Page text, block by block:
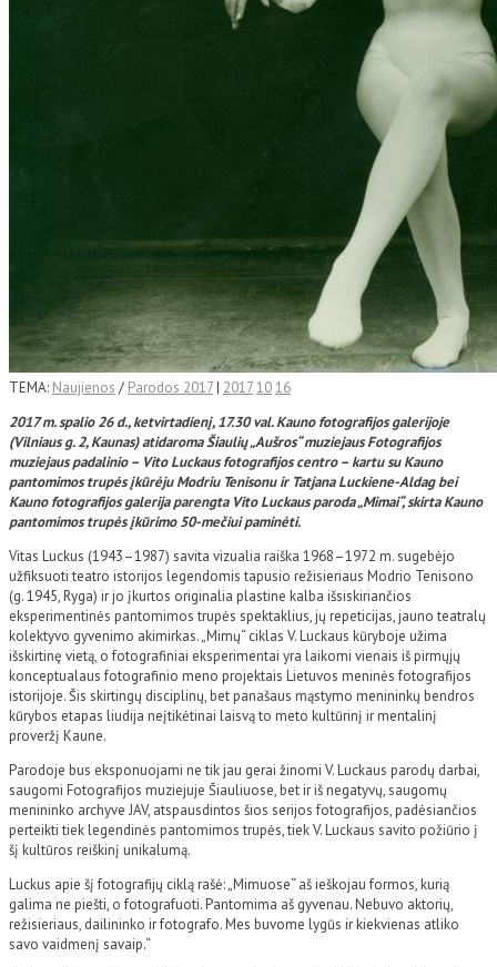
TEMA: Naujienos / Parodos 2017| 20171016
2017 m. spalio 26 d., ketvirtadienį, 17.30 val. Kauno fotografijos galerijoje
(Vilniaus g. 2, Kaunas) atidaroma Šiaulių „Aušros“ muziejaus Fotografijos
muziejaus padalinio – Vito Luckaus fotografijos centro – kartu su Kauno
pantomimos trupės įkūrėju Modriu Tenisonu ir Tatjana Luckiene-Aldag bei
Kauno fotografijos galerija parengta Vito Luckaus paroda „Mimai“, skirta Kauno
pantomimos trupės įkūrimo 50-mečiui paminėti.
Vitas Luckus (1943–1987) savita vizualia raiška 1968–1972 m. sugebėjo
užfiksuoti teatro istorijos legendomis tapusio režisieriaus Modrio Tenisono
(g. 1945, Ryga) ir jo įkurtos originalia plastine kalba išsiskiriančios
eksperimentinės pantomimos trupės spektaklius, jų repeticijas, jauno teatralų
kolektyvo gyvenimo akimirkas. „Mimų“ ciklas V. Luckaus kūryboje užima
išskirtinę vietą, o fotografiniai eksperimentai yra laikomi vienais iš pirmųjų
konceptualaus fotografinio meno projektais Lietuvos meninės fotografijos
istorijoje. Šis skirtingų disciplinų, bet panašaus mąstymo menininkų bendros
kūrybos etapas liudija neįtikėtinai laisvą to meto kultūrinį ir mentalinį
proveržį Kaune.
Parodoje bus eksponuojami ne tik jau gerai žinomi V. Luckaus parodų darbai,
saugomi Fotografijos muziejuje Šiauliuose, bet ir iš negatyvų, saugomų
menininko archyve JAV, atspausdintos šios serijos fotografijos, padėsiančios
perteikti tiek legendinės pantomimos trupės, tiek V. Luckaus savito požiūrio į
šį kultūros reiškinį unikalumą.
Luckus apie šį fotografijų ciklą rašė: „Mimuose“ aš ieškojau formos, kurią
galima ne piešti, o fotografuoti. Pantomima aš gyvenau. Nebuvo aktorių,
režisieriaus, dailininko ir fotografo. Mes buvome lygūs ir kiekvienas atliko
savo vaidmenį savaip.“